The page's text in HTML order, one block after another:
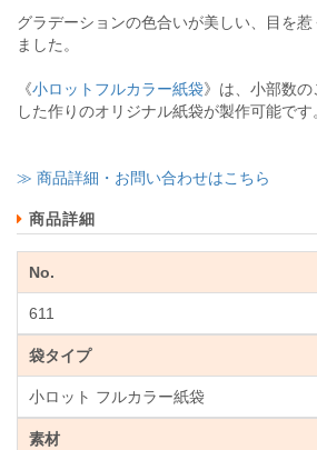
グラデーションの色合いが美しい、目を
ました。
《小ロットフルカラー紙袋》は、小部数の
した作りのオリジナル紙袋が製作可能です
≫ 商品詳細・お問い合わせはこちら
商品詳細
No.
611
袋タイプ
小ロット フルカラー紙袋
素材